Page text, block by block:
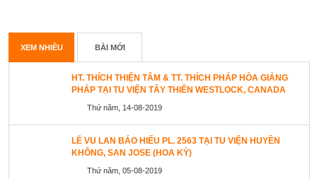
XEM NHIỀU BÀI MỚI
HT. THÍCH THIỆN TÂM & TT. THÍCH PHÁP HÒA GIẢNG
PHÁP TẠI TU VIỆN TÂY THIÊN WESTLOCK, CANADA
Thứ năm, 14-08-2019
LỄ VU LAN BÁO HIẾU PL. 2563 TẠI TU VIỆN HUYỀN
KHÔNG, SAN JOSE (HOA KỲ)
Thứ năm, 05-08-2019